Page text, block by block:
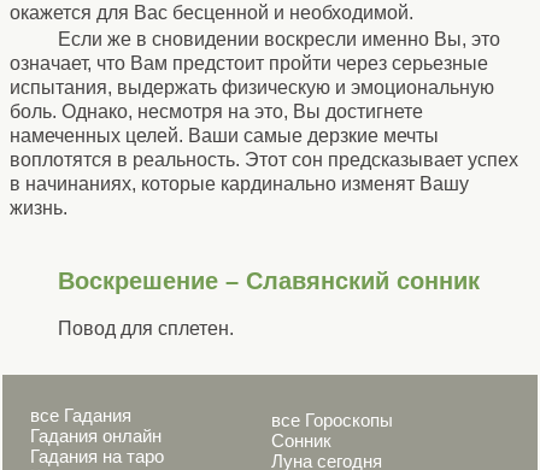
окажется для Вас бесценной и необходимой.
Если же в сновидении воскресли именно Вы, это
означает, что Вам предстоит пройти через серьезные
испытания, выдержать физическую и эмоциональную
боль. Однако, несмотря на это, Вы достигнете
намеченных целей. Ваши самые дерзкие мечты
воплотятся в реальность. Этот сон предсказывает успех
в начинаниях, которые кардинально изменят Вашу
жизнь.
Воскрешение – Славянский сонник
Повод для сплетен.
все Гадания
Гадания онлайн
Гадания на таро
все Гороскопы
Сонник
Луна сегодня